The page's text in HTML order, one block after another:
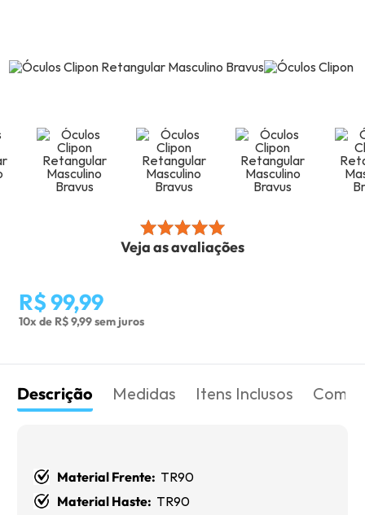
Veja as avaliações
R$ 99,99
10x de R$ 9,99 sem juros
Descrição Medidas Itens Inclusos Como
Material Frente: TR90
Material Haste: TR90